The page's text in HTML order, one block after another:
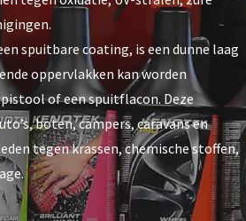
spuitbare coating, is een dunne laag
oppervlakken kan worden
of een spuitflacon. Deze
boten, campers, caravans en
tegen krassen, chemische stoffen,